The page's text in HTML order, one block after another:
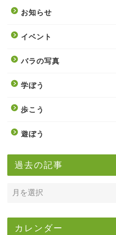
お知らせ
イベント
バラの写真
学ぼう
歩こう
遊ぼう
過去の記事
カレンダー